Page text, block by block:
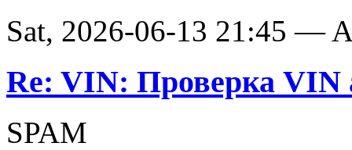
Sat, 2026-06-13 21:45 —
Re: VIN: Проверка VIN
SPAM